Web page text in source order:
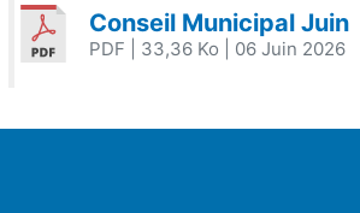
Conseil Municipal Juin
PDF | 33,36 Ko | 06 Juin 2026